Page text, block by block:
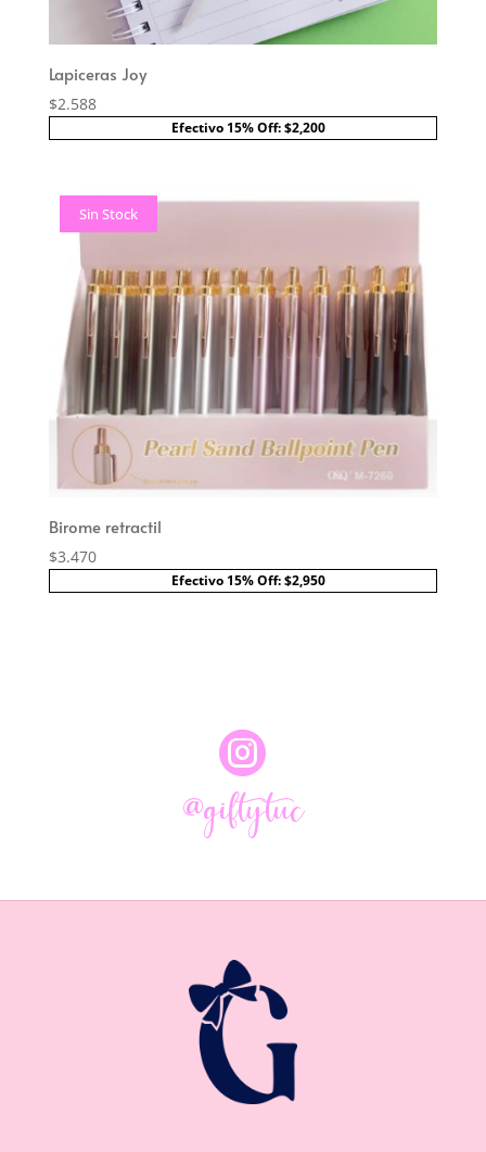
Lapiceras Joy
$2.588
Efectivo 15% Off: $2,200
Sin Stock
Birome retractil
$3.470
Efectivo 15% Off: $2,950

@giftytuc